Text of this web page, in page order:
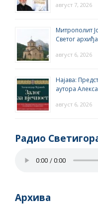
август 7, 2026
Митрополит
Светог
август 6, 2026
Најава:
аутора
август 6, 2026
Радио
Архива